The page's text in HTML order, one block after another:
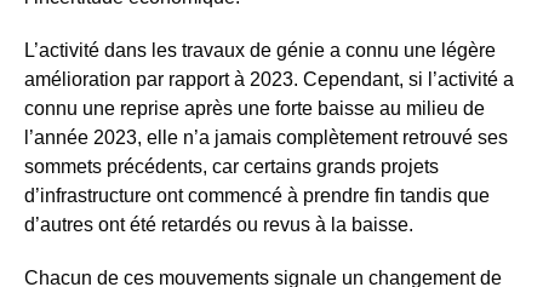
L’activité dans les travaux de génie a connu une légère
amélioration par rapport à 2023. Cependant, si l’activité a
connu une reprise après une forte baisse au milieu de
l’année 2023, elle n’a jamais complètement retrouvé ses
sommets précédents, car certains grands projets
d’infrastructure ont commencé à prendre fin tandis que
d’autres ont été retardés ou revus à la baisse.
Chacun de ces mouvements signale un changement de